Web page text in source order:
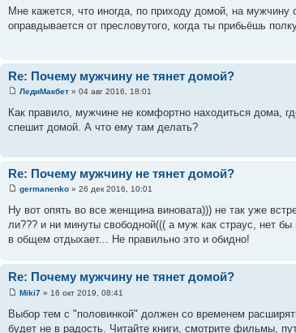
Мне кажется, что иногда, по приходу домой, на мужчину
оправдывается от пресловутого, когда ты прибьёшь
Re: Почему мужчину не тянет домой?
ЛедиМакбет » 04 авг 2016, 18:01
Как правило, мужчине не комфортно находиться дома,
спешит домой. А что ему там делать?
Re: Почему мужчину не тянет домой?
germanenko » 26 дек 2016, 10:01
Ну вот опять во все женщина виновата))) не так уже
ли??? и ни минуты свободной((( а муж как страус, нет
в общем отдыхает... Не правильно это и обидно!
Re: Почему мужчину не тянет домой?
Miki7 » 16 окт 2019, 08:41
Выбор тем с "половинкой" должен со временем
будет не в радость. Читайте книги, смотрите фильмы,